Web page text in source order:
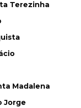
Terezinha
Madalena
Jorge